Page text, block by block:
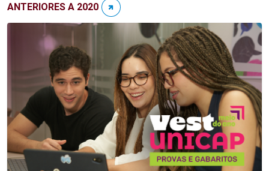
ANTERIORES A 2020